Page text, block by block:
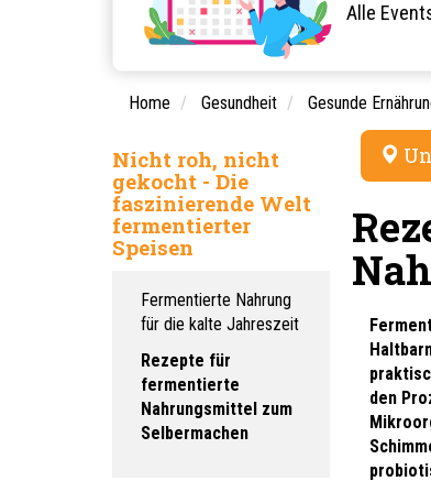
Alle
Home Gesundheit Gesunde
Nicht roh, nicht
gekocht - Die
faszinierende Welt
fermentierter
Speisen
Fermentierte Nahrung
für die kalte Jahreszeit
Rezepte für
fermentierte
Nahrungsmittel zum
Selbermachen
den